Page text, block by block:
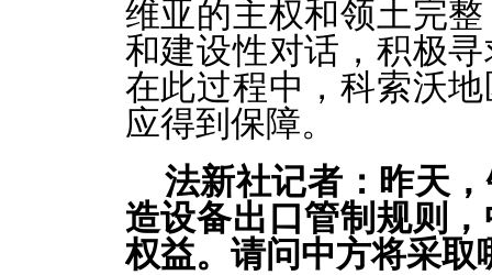
维亚的主权和领土完
和建设性对话，积极
在此过程中，科索沃
应得到保障。
法新社记者：昨天
造设备出口管制规则
权益。请问中方将采取